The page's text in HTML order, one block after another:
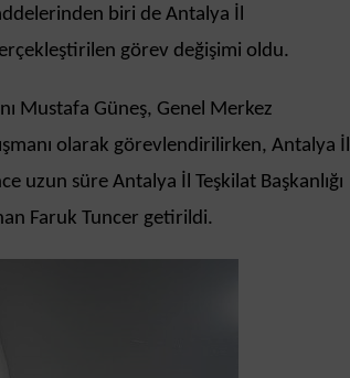
biri de Antalya İl
görev değişimi oldu.
Mustafa Güneş, Genel Merkez
olarak görevlendirilirken, Antalya İl
uzun süre Antalya İl Teşkilat Başkanlığı
Faruk Tuncer getirildi.